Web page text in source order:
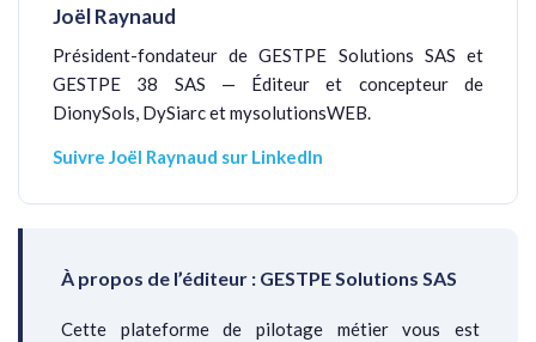
Joël Raynaud
Président-fondateur de GESTPE Solutions SAS et
GESTPE 38 SAS — Éditeur et concepteur de
DionySols, DySiarc et mysolutionsWEB.
Suivre Joël Raynaud sur LinkedIn
À propos de l’éditeur : GESTPE Solutions SAS
Cette plateforme de pilotage métier vous est